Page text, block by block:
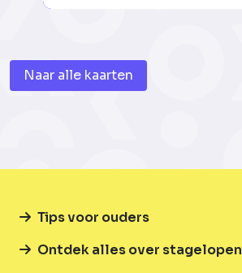
Naar alle kaarten
Tips voor ouders
Ontdek alles over stagelopen